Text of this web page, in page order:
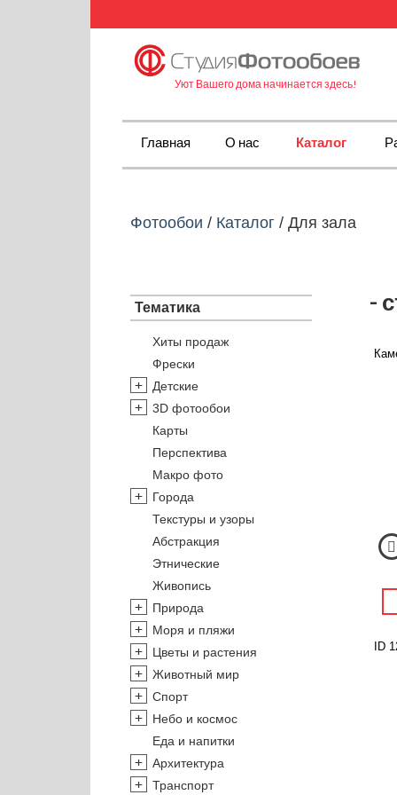
Уют Вашего дома начинается здесь!
Главная О нас Каталог
Фотообои / Каталог / Для зала
Тематика
Хиты продаж
Фрески
Детские
3D фотообои
Карты
Перспектива
Макро фото
Города
Текстуры и узоры
Абстракция
Этнические
Живопись
Природа
Моря и пляжи
Цветы и растения
Животный мир
Спорт
Небо и космос
Еда и напитки
Архитектура
Транспорт
-
ID